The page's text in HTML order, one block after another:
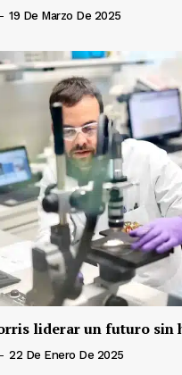
- 19 De Marzo De 2025
liderar un futuro sin
- 22 De Enero De 2025